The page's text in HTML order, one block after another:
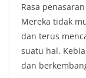
Rasa
Mereka tidak
dan terus
suatu hal.
dan